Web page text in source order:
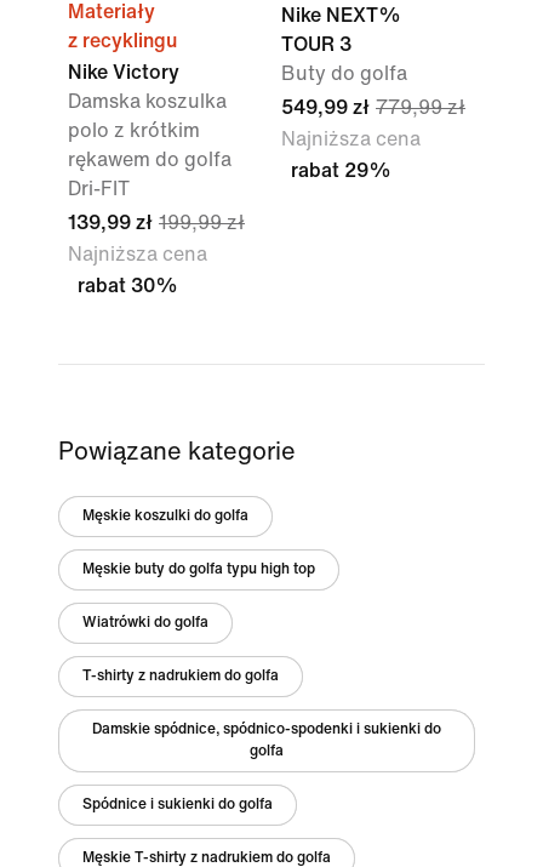
Materiały
z recyklingu
Nike Victory
Damska koszulka
polo z krótkim
rękawem do golfa
Dri-FIT
139,99 zł 199,99 zł
Najniższa cena
rabat 30%
Nike NEXT%
TOUR 3
Buty do golfa
549,99 zł 779,99 zł
Najniższa cena
rabat 29%
Powiązane kategorie
Męskie koszulki do golfa
Męskie buty do golfa typu high top
Wiatrówki do golfa
T-shirty z nadrukiem do golfa
Damskie spódnice, spódnico-spodenki i sukienki do
golfa
Spódnice i sukienki do golfa
Męskie T-shirty z nadrukiem do golfa